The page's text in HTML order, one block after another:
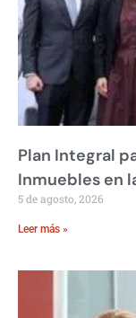
Plan Integral
Inmuebles en
5 de agosto, 2026
Leer más »